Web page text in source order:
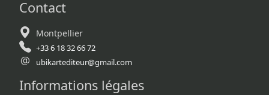
Contact
Montpellier
+33 6 18 32 66 72
ubikartediteur@gmail.com
Informations légales